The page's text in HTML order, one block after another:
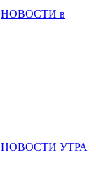
НОВОСТИ в
НОВОСТИ УТРА